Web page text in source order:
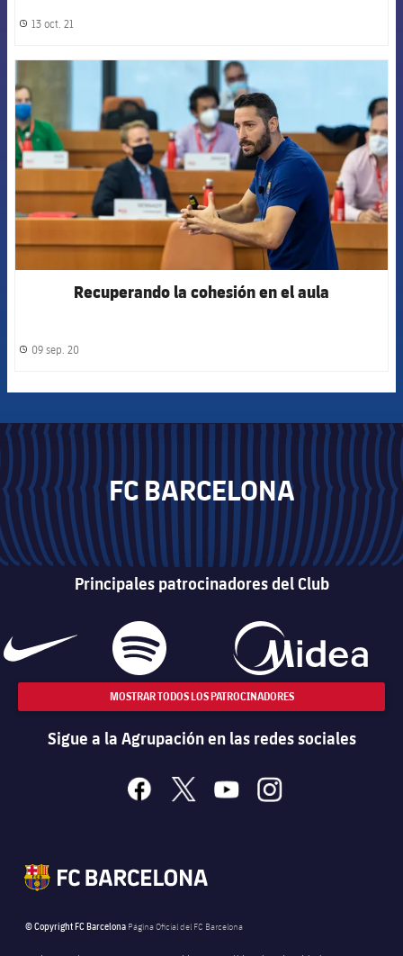
label.share.clock
13 oct. 21
FCB Barcelona badge
Recuperando la cohesión en el aula
09 sep. 20
FC BARCELONA
Principales patrocinadores del Club
MOSTRAR TODOS LOS PATROCINADORES
Sigue a la Agrupación en las redes sociales
facebook
x youtubeinstagram
© Copyright FC Barcelona Página Oficial del FC Barcelona